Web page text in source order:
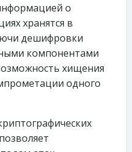
о
хранятся в
дешифровки
компонентами
хищения
одного